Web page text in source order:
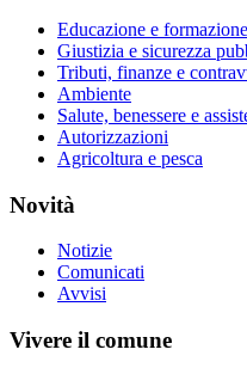
Educazione e formazione
Giustizia e sicurezza
Tributi, finanze e
Ambiente
Salute, benessere e
Autorizzazioni
Agricoltura e pesca
Novità
Notizie
Comunicati
Avvisi
Vivere il comune